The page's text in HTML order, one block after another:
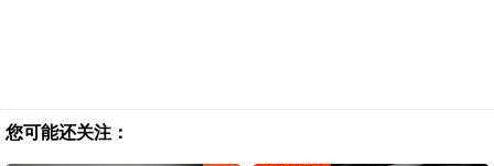
您可能还关注：